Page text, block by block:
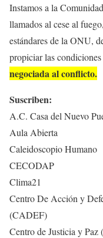
Instamos a la
llamados al cese al
estándares de la ONU,
propiciar las condiciones
negociada al conflicto.
Suscriben:
A.C. Casa del Nuevo
Aula Abierta
Caleidoscopio Humano
CECODAP
Clima21
Centro De Acción y
(CADEF)
Centro de Justicia y Paz